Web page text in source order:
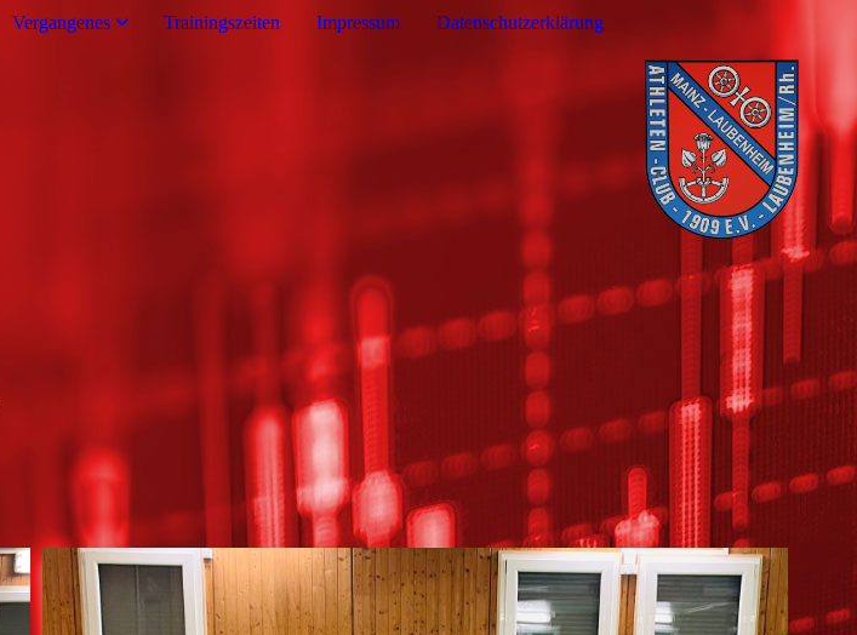
Vergangenes Trainingszeiten Impressum Datenschutzerklärung